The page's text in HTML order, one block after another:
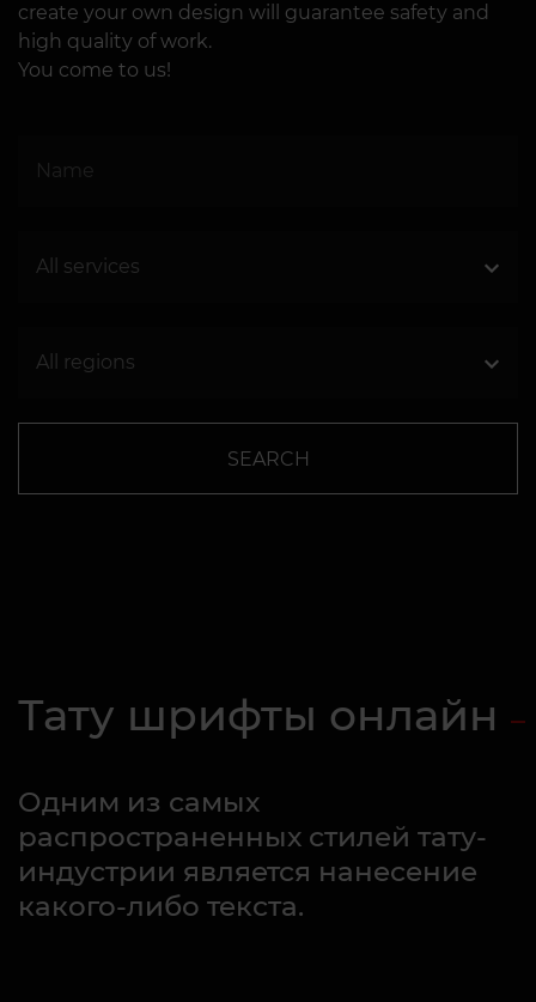
create your own design will guarantee safety and
high quality of work.
You come to us!
SEARCH
Тату шрифты онлайн
Одним из самых
распространенных стилей тату-
индустрии является нанесение
какого-либо текста.